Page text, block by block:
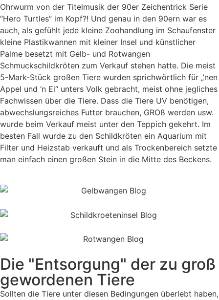
Ohrwurm von der Titelmusik der 90er Zeichentrick Serie
“Hero Turtles” im Kopf?! Und genau in den 90ern war es
auch, als gefühlt jede kleine Zoohandlung im Schaufenster
kleine Plastikwannen mit kleiner Insel und künstlicher
Palme besetzt mit Gelb- und Rotwangen
Schmuckschildkröten zum Verkauf stehen hatte. Die meist
5-Mark-Stück großen Tiere wurden sprichwörtlich für „’nen
Appel und ‘n Ei“ unters Volk gebracht, meist ohne jegliches
Fachwissen über die Tiere. Dass die Tiere UV benötigen,
abwechslungsreiches Futter brauchen, GROß werden usw.
wurde beim Verkauf meist unter den Teppich gekehrt. Im
besten Fall wurde zu den Schildkröten ein Aquarium mit
Filter und Heizstab verkauft und als Trockenbereich setzte
man einfach einen großen Stein in die Mitte des Beckens.
Die "Entsorgung" der zu groß
gewordenen Tiere
Sollten die Tiere unter diesen Bedingungen überlebt haben,